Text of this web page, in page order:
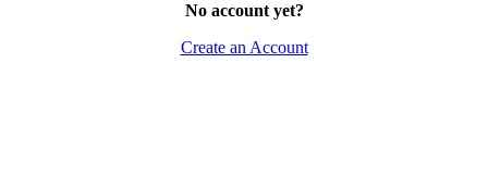
No account yet?
Create an Account